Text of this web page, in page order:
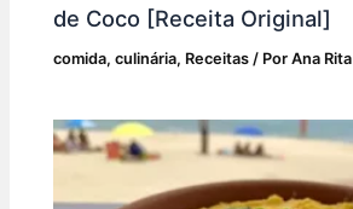
de Coco [Receita Original]
comida,culinária, Receitas / PorAna Rita